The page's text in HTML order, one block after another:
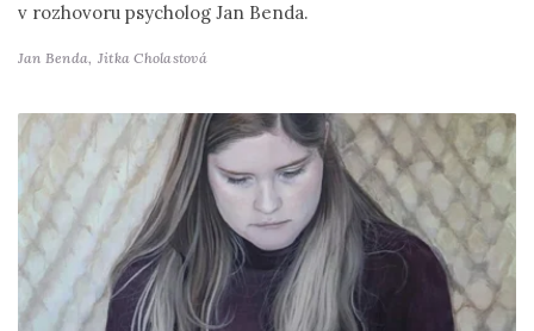
v rozhovoru psycholog Jan Benda.
Jan Benda, Jitka Cholastová